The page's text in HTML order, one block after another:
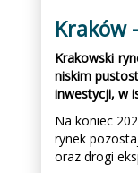
Kraków
Krakowski
niskim
inwestycji, w
Na koniec
rynek
oraz drogi